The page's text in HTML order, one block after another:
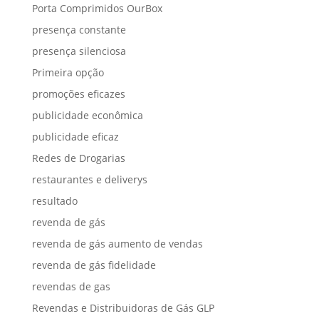
Porta Comprimidos OurBox
presença constante
presença silenciosa
Primeira opção
promoções eficazes
publicidade econômica
publicidade eficaz
Redes de Drogarias
restaurantes e deliverys
resultado
revenda de gás
revenda de gás aumento de vendas
revenda de gás fidelidade
revendas de gas
Revendas e Distribuidoras de Gás GLP